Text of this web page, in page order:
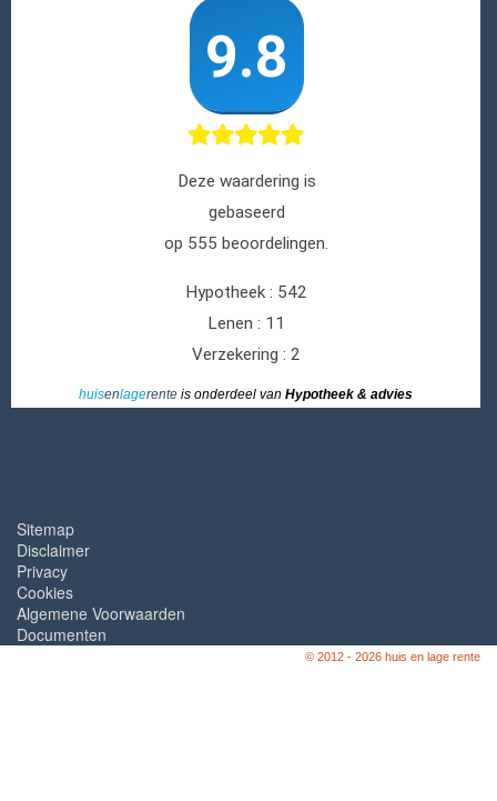
huisenlagerente is onderdeel van Hypotheek & advies
Sitemap
Disclaimer
Privacy
Cookies
Algemene Voorwaarden
Documenten
© 2012 - 2026 huis en lage rente